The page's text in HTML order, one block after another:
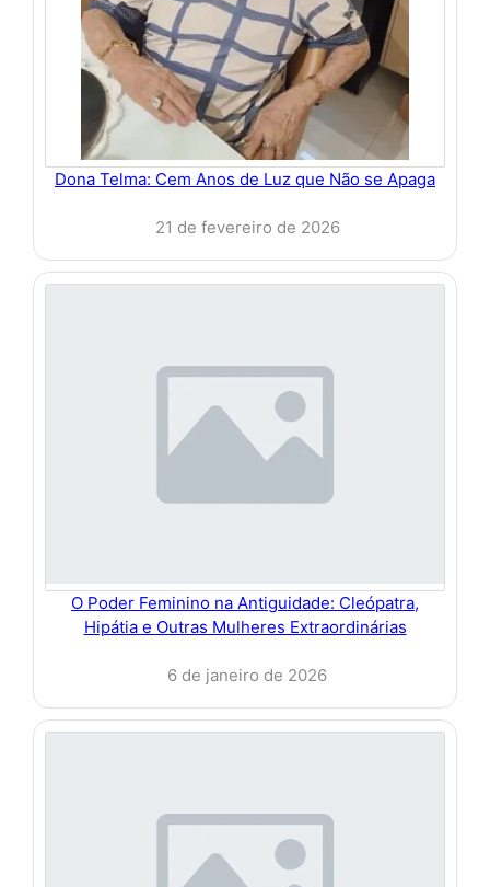
Dona Telma: Cem Anos de Luz que Não se Apaga
21 de fevereiro de 2026
O Poder Feminino na Antiguidade: Cleópatra,
Hipátia e Outras Mulheres Extraordinárias
6 de janeiro de 2026